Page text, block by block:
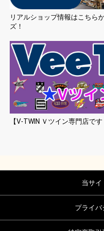
リアルショップ情報はこちら
ズ！
【V-TWIN Ｖツイン専門店です
当サイ
プライバ